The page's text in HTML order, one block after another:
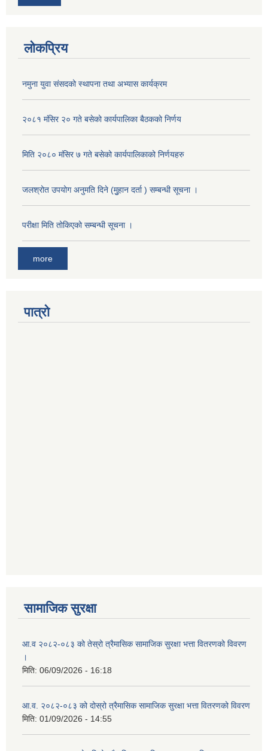
लोकप्रिय
नमुना युवा संसदको स्थापना तथा अभ्यास कार्यक्रम
२०८१ मंसिर २० गते बसेको कार्यपालिका बैठकको निर्णय
मिति २०८० मंसिर ७ गते बसेको कार्यपालिकाको निर्णयहरु
जलश्रोत उपयोग अनुमति दिने (मुुहान दर्ता ) सम्बन्धी सूचना ।
परीक्षा मिति तोकिएको सम्बन्धी सूचना ।
more
पात्रो
सामाजिक सुरक्षा
आ.व २०८२-०८३ को तेस्रो त्रैमासिक सामाजिक सुरक्षा भत्ता वितरणको विवरण
।
मिति: 06/09/2026 - 16:18
आ.व. २०८२-०८३ को दोस्रो त्रैमासिक सामाजिक सुरक्षा भत्ता वितरणको विवरण
मिति: 01/09/2026 - 14:55